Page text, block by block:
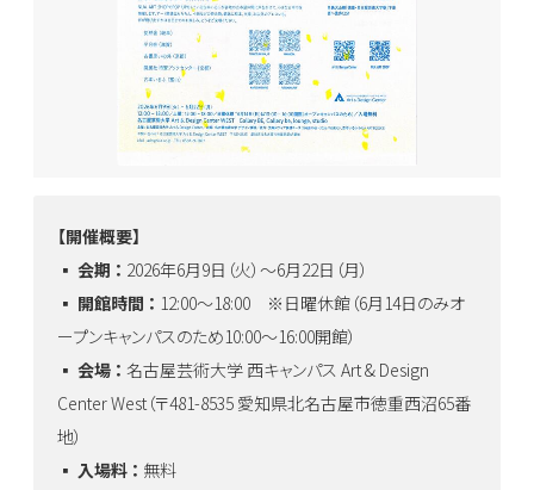
【開催概要】
▪️ 会期 ： 2026年6月9日（火）～6月22日（月）
▪️ 開館時間 ： 12:00～18:00 ※日曜休館（6月14日のみオ
ープンキャンパスのため10:00～16:00開館）
▪️ 会場 ： 名古屋芸術大学 西キャンパス Art & Design
Center West（〒481-8535 愛知県北名古屋市徳重西沼65番
地）
▪️ 入場料 ： 無料